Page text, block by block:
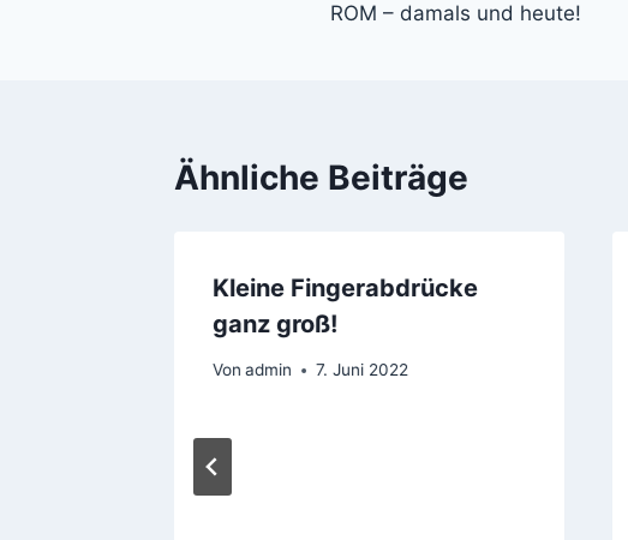
ROM – damals und heute!
Ähnliche Beiträge
Kleine Fingerabdrücke
ganz groß!
Von admin 7. Juni 2022